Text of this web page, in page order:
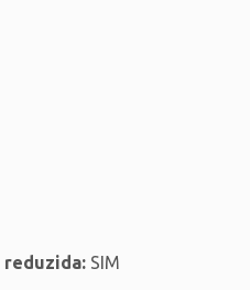
reduzida: SIM